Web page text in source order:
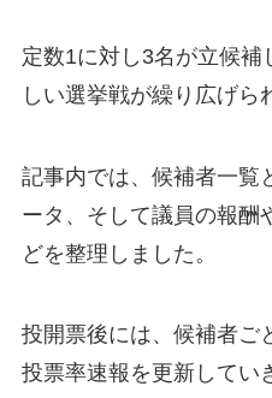
定数1に対し3名が立候補
しい選挙戦が繰り広げら
記事内では、候補者一覧
ータ、そして議員の報酬
どを整理しました。
投開票後には、候補者ご
投票率速報を更新してい